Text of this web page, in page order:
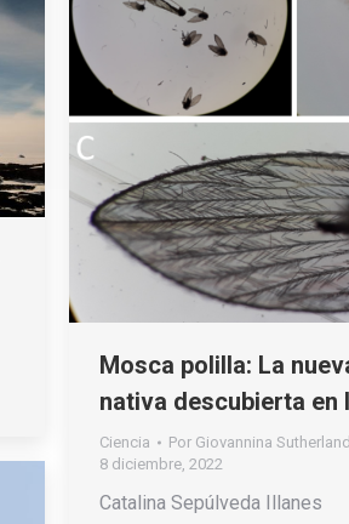
Mosca polilla: La
nativa descubierta en
Ciencia Por Giovannina
8 diciembre, 2022
Catalina Sepúlveda Illanes